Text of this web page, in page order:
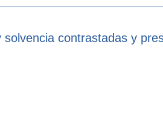
contrastadas y